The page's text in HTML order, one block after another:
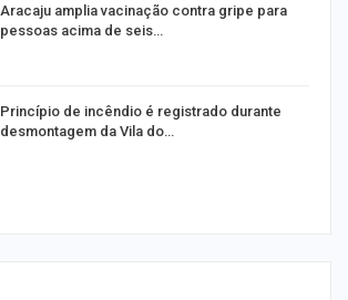
Aracaju amplia vacinação contra gripe para
pessoas acima de seis…
Princípio de incêndio é registrado durante
desmontagem da Vila do…